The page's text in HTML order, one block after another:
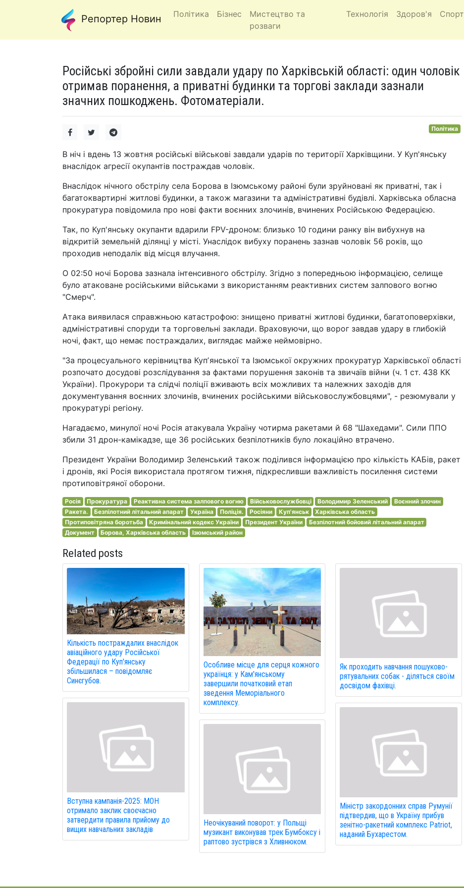
Репортер Новин Політика Бізнес
Мистецтво та
розваги
Технологія Здоров'я Спорт
Російські збройні сили завдали удару по Харківській області: один чоловік
отримав поранення, а приватні будинки та торгові заклади зазнали
значних пошкоджень. Фотоматеріали.
Політика
В ніч і вдень 13 жовтня російські військові завдали ударів по території Харківщини. У Куп'янську
внаслідок агресії окупантів постраждав чоловік.
Внаслідок нічного обстрілу села Борова в Ізюмському районі були зруйновані як приватні, так і
багатоквартирні житлові будинки, а також магазини та адміністративні будівлі. Харківська обласна
прокуратура повідомила про нові факти воєнних злочинів, вчинених Російською Федерацією.
Так, по Куп'янську окупанти вдарили FPV-дроном: близько 10 години ранку він вибухнув на
відкритій земельній ділянці у місті. Унаслідок вибуху поранень зазнав чоловік 56 років, що
проходив неподалік від місця влучання.
О 02:50 ночі Борова зазнала інтенсивного обстрілу. Згідно з попередньою інформацією, селище
було атаковане російськими військами з використанням реактивних систем залпового вогню
"Смерч".
Атака виявилася справжньою катастрофою: знищено приватні житлові будинки, багатоповерхівки,
адміністративні споруди та торговельні заклади. Враховуючи, що ворог завдав удару в глибокій
ночі, факт, що немає постраждалих, виглядає майже неймовірно.
"За процесуального керівництва Купʼянської та Ізюмської окружних прокуратур Харківської області
розпочато досудові розслідування за фактами порушення законів та звичаїв війни (ч. 1 ст. 438 КК
України). Прокурори та слідчі поліції вживають всіх можливих та належних заходів для
документування воєнних злочинів, вчинених російськими військовослужбовцями", - резюмували у
прокуратурі регіону.
Нагадаємо, минулої ночі Росія атакувала Україну чотирма ракетами й 68 "Шахедами". Сили ППО
збили 31 дрон-камікадзе, ще 36 російських безпілотників було локаційно втрачено.
Президент України Володимир Зеленський також поділився інформацією про кількість КАБів, ракет
і дронів, які Росія використала протягом тижня, підкресливши важливість посилення системи
протиповітряної оборони.
Росія Прокуратура Реактивна система залпового вогню Військовослужбовці Володимир Зеленський
Воєнний злочин
Ракета.
Безпілотний літальний апарат Україна Поліція. Росіяни Куп'янськ
Харківська область
Протиповітряна боротьба
Кримінальний кодекс України Президент України
Безпілотний бойовий літальний апарат
Документ
Борова, Харківська область Ізюмський район
Related posts
Кількість постраждалих внаслідок
авіаційного удару Російської
Федерації по Куп'янську
збільшилася – повідомляє
Синєгубов.
Вступна кампанія-2025: МОН
отримало заклик своєчасно
затвердити правила прийому до
вищих навчальних закладів
Особливе місце для серця кожного
українця: у Кам'янському
завершили початковий етап
зведення Меморіального
комплексу.
Неочікуваний поворот: у Польщі
музикант виконував трек Бумбоксу і
раптово зустрівся з Хливнюком.
Як проходить навчання пошуково-
рятувальних собак - діляться своїм
досвідом фахівці.
Міністр закордонних справ Румунії
підтвердив, що в Україну прибув
зенітно-ракетний комплекс Patriot,
наданий Бухарестом.